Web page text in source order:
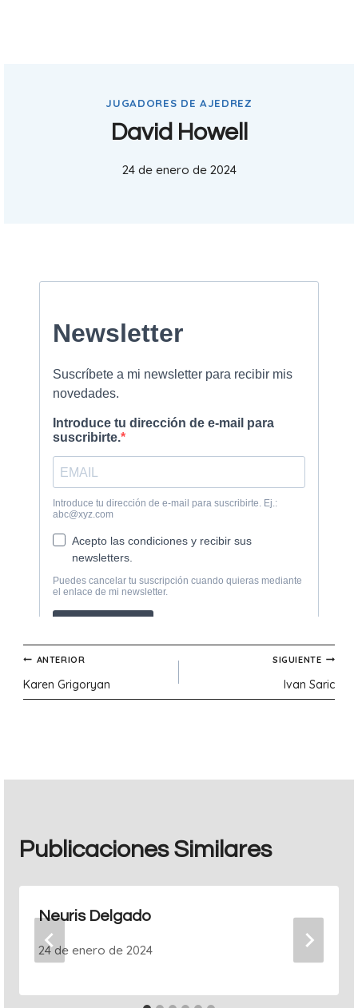
JUGADORES DE AJEDREZ
David Howell
24 de enero de 2024
Navegación
de
ANTERIOR
Karen Grigoryan
SIGUIENTE
Ivan Saric
Publicaciones Similares
Neuris Delgado
24 de enero de 2024